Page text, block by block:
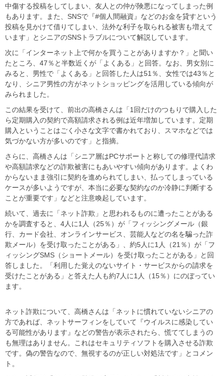
中傷する投稿をしてしまい、友人との仲が険悪になってしまった例
もあります。また、SNSで『#個人間融資』などのお金を貸すという
投稿を見かけて借りてしまい、法外な利子を取られる被害も増えて
います」とシニアのSNSトラブルについて解説しています。
次に「インターネット上で何かを買うことがありますか？」と聞い
たところ、47％と半数近くが「よくある」と回答。なお、男女別に
みると、男性で「よくある」と回答した人は51％、女性では43％と
なり、シニア男性の方がネットショッピングを活用している傾向が
みられました。
この結果を受けて、前出の高橋さんは「1回だけのつもりで購入した
ら定期購入の契約で高額請求される例は近年増加しています。定期
購入ということはごく小さな文字で書かれており、スマホなどでは
気づかない方が多いのです」と指摘。
さらに、高橋さんは「シニア層はPCサポートと称しての修理代請求
や高額請求などの詐欺被害にもあいやすい傾向があります。よくわ
からないまま強引に契約を進められてしまい、払ってしまっている
ケースが多いようですが、本当に必要な契約なのか冷静に判断する
ことが重要です」などと注意喚起しています。
続いて、過去に「ネット詐欺」と思われるものに遭ったことがある
かを調査すると、4人に1人（25％）が「フィッシングメール（銀
行、カード会社、オンラインサービス、芸能人などの名を騙った詐
欺メール）を受け取ったことがある」、約5人に1人（21％）が「フ
ィッシングSMS（ショートメール）を受け取ったことがある」と回
答しました。「利用した覚えのないサイト・サービスからの請求を
受けたことがある」と答えた人も約7人に1人（15％）にのぼってい
ます。
ネット詐欺について、高橋さんは「ネットに慣れていないシニアの
方であれば、ネットサーフィンをしていて『ウイルスに感染してい
る可能性があります』などの警告が表示されたら、慌ててしまうの
も無理はありません。これはセキュリティソフトを購入させる詐欺
です。偽の警告なので、無視するのが正しい対処法です」とコメン
ト。